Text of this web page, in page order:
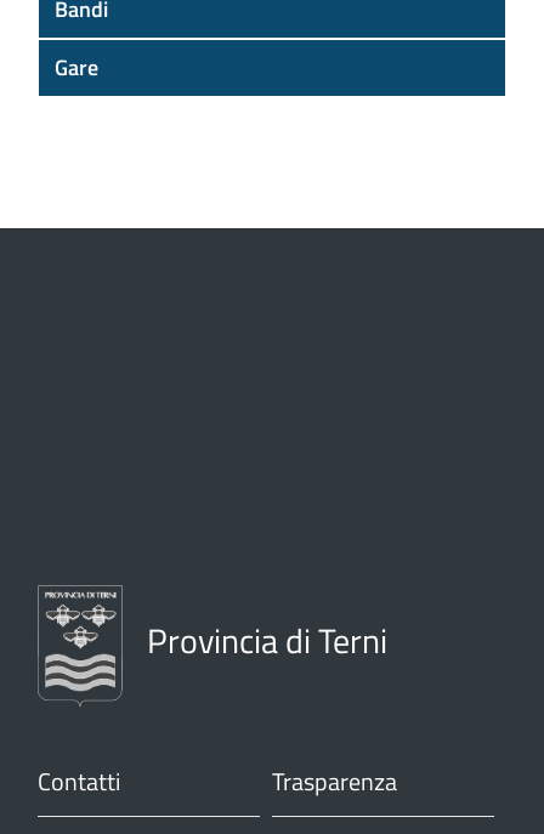
Bandi
Gare
Provincia di Terni
Contatti Trasparenza